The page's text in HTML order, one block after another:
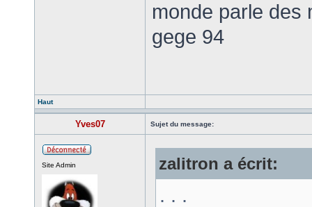
monde parle des
gege 94
Haut
Yves07 Sujet du message:
Site Admin zalitron a écrit:
. . .